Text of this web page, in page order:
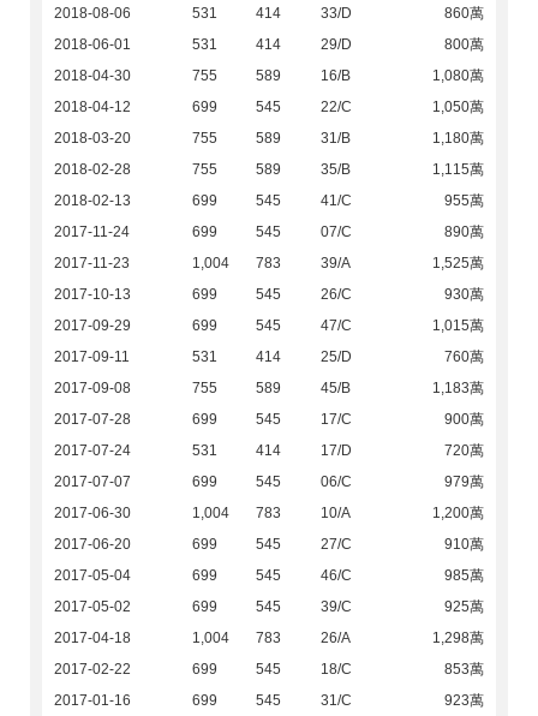
2018-08-06
531 414 33/D
860萬
2018-06-01
531 414 29/D
800萬
2018-04-30
755 589 16/B
1,080萬
2018-04-12
699 545 22/C
1,050萬
2018-03-20
755 589 31/B
1,180萬
2018-02-28
755 589 35/B
1,115萬
2018-02-13
699 545 41/C
955萬
2017-11-24
699 545 07/C
890萬
2017-11-23
1,004 783 39/A
1,525萬
2017-10-13
699 545 26/C
930萬
2017-09-29
699 545 47/C
1,015萬
2017-09-11
531 414 25/D
760萬
2017-09-08
755 589 45/B
1,183萬
2017-07-28
699 545 17/C
900萬
2017-07-24
531 414 17/D
720萬
2017-07-07
699 545 06/C
979萬
2017-06-30
1,004 783 10/A
1,200萬
2017-06-20
699 545 27/C
910萬
2017-05-04
699 545 46/C
985萬
2017-05-02
699 545 39/C
925萬
2017-04-18
1,004 783 26/A
1,298萬
2017-02-22
699 545 18/C
853萬
2017-01-16
699 545 31/C
923萬